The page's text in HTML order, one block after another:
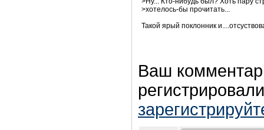
>хотелось-бы прочитать...
Такой ярый поклонник
Ваш